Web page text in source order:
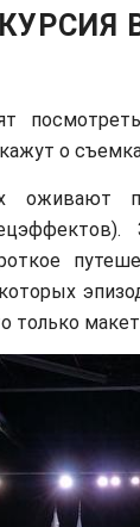
о
оживают
только